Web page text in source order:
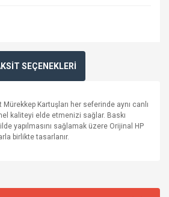
SEÇENEKLERİ
Kartuşları her seferinde aynı canlı
kaliteyi elde etmenizi sağlar. Baskı
yapılmasını sağlamak üzere Orijinal HP
birlikte tasarlanır.